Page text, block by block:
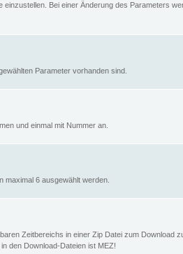
Bei einer Änderung des Parameters
Parameter vorhanden sind.
und einmal mit Nummer an.
maximal 6 ausgewählt werden.
Zeitbereichs in einer Zip Datei zum Download
den Download-Dateien ist MEZ!